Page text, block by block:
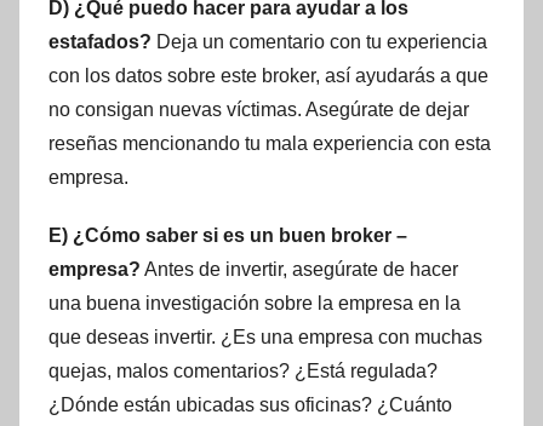
D) ¿Qué puedo hacer para ayudar a los
estafados? Deja un comentario con tu experiencia
con los datos sobre este broker, así ayudarás a que
no consigan nuevas víctimas. Asegúrate de dejar
reseñas mencionando tu mala experiencia con esta
empresa.
E) ¿Cómo saber si es un buen broker –
empresa? Antes de invertir, asegúrate de hacer
una buena investigación sobre la empresa en la
que deseas invertir. ¿Es una empresa con muchas
quejas, malos comentarios? ¿Está regulada?
¿Dónde están ubicadas sus oficinas? ¿Cuánto